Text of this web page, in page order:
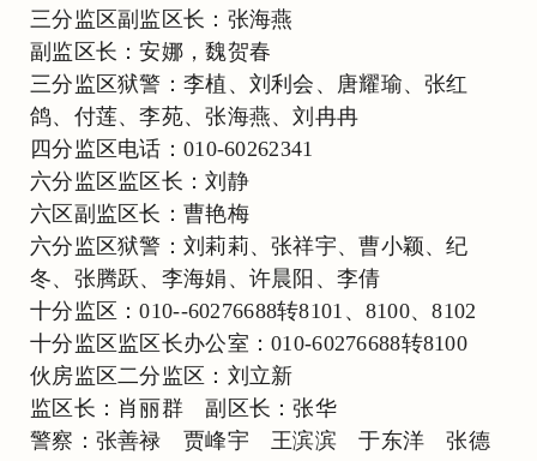
三分监区副监区长：张海燕
副监区长：安娜，魏贺春
三分监区狱警：李植、刘利会、唐耀瑜、张红
鸽、付莲、李苑、张海燕、刘冉冉
四分监区电话：010-60262341
六分监区监区长：刘静
六区副监区长：曹艳梅
六分监区狱警：刘莉莉、张祥宇、曹小颖、纪
冬、张腾跃、李海娟、许晨阳、李倩
十分监区：010--60276688转8101、8100、8102
十分监区监区长办公室：010-60276688转8100
伙房监区二分监区：刘立新
监区长：肖丽群 副区长：张华
警察：张善禄 贾峰宇 王滨滨 于东洋 张德